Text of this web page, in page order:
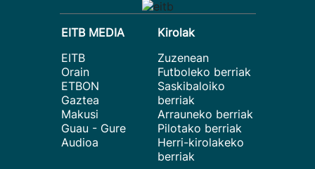
EITB MEDIA
EITB
Orain
ETBON
Gaztea
Makusi
Guau - Gure
Audioa
Kirolak
Zuzenean
Futboleko berriak
Saskibaloiko
berriak
Arrauneko berriak
Pilotako berriak
Herri-kirolakeko
berriak